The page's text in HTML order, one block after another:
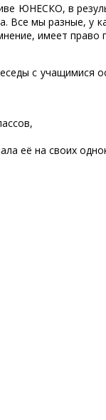
ЮНЕСКО, в
Все мы разные, у
имеет право
с учащимися
её на своих